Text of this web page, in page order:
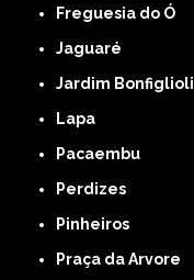
Freguesia do Ó
Jaguaré
Jardim Bonfiglioli
Lapa
Pacaembu
Perdizes
Pinheiros
Praça da Arvore